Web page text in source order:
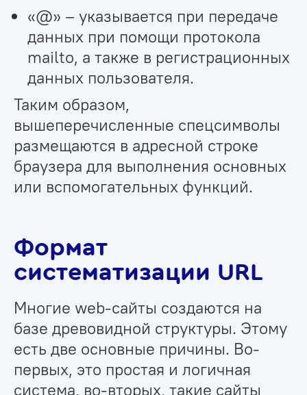
«@» – указывается при передаче
данных при помощи протокола
mailto, а также в регистрационных
данных пользователя.
Таким образом,
вышеперечисленные спецсимволы
размещаются в адресной строке
браузера для выполнения основных
или вспомогательных функций.
Формат
систематизации URL
Многие web-сайты создаются на
базе древовидной структуры. Этому
есть две основные причины. Во-
первых, это простая и логичная
система, во-вторых, такие сайты